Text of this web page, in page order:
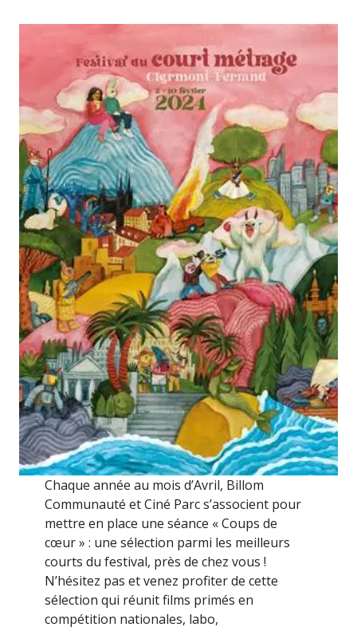
Chaque année au mois d’Avril, Billom
Communauté et Ciné Parc s’associent pour
mettre en place une séance « Coups de
cœur » : une sélection parmi les meilleurs
courts du festival, près de chez vous !
N’hésitez pas et venez profiter de cette
sélection qui réunit films primés en
compétition nationales, labo,